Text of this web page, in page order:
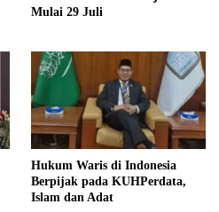
Mulai 29 Juli
Hukum Waris di Indonesia
Berpijak pada KUHPerdata,
Islam dan Adat